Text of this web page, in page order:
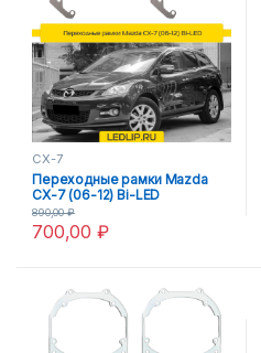
CX-7
Переходные рамки Mazda
CX-7 (06-12) Bi-LED
700,00₽
890,00₽